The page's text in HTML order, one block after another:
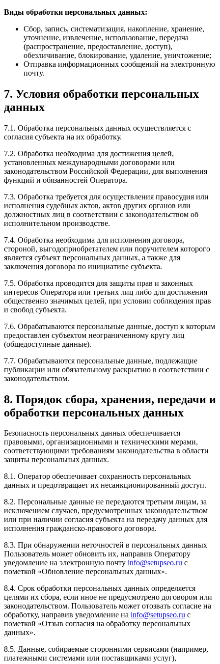
Виды обработки персональных данных:
Сбор, запись, систематизация, накопление, хранение,
уточнение, извлечение, использование, передача
(распространение, предоставление, доступ),
обезличивание, блокирование, удаление, уничтожение;
Отправка информационных сообщений на электронную
почту.
7. Условия обработки персональных
данных
7.1. Обработка персональных данных осуществляется с
согласия субъекта на их обработку.
7.2. Обработка необходима для достижения целей,
установленных международными договорами или
законодательством Российской Федерации, для выполнения
функций и обязанностей Оператора.
7.3. Обработка требуется для осуществления правосудия или
исполнения судебных актов, актов других органов или
должностных лиц в соответствии с законодательством об
исполнительном производстве.
7.4. Обработка необходима для исполнения договора,
стороной, выгодоприобретателем или поручителем которого
является субъект персональных данных, а также для
заключения договора по инициативе субъекта.
7.5. Обработка проводится для защиты прав и законных
интересов Оператора или третьих лиц либо для достижения
общественно значимых целей, при условии соблюдения прав
и свобод субъекта.
7.6. Обрабатываются персональные данные, доступ к которым
предоставлен субъектом неограниченному кругу лиц
(общедоступные данные).
7.7. Обрабатываются персональные данные, подлежащие
публикации или обязательному раскрытию в соответствии с
законодательством.
8. Порядок сбора, хранения, передачи и
обработки персональных данных
Безопасность персональных данных обеспечивается
правовыми, организационными и техническими мерами,
соответствующими требованиям законодательства в области
защиты персональных данных.
8.1. Оператор обеспечивает сохранность персональных
данных и предотвращает их несанкционированный доступ.
8.2. Персональные данные не передаются третьим лицам, за
исключением случаев, предусмотренных законодательством
или при наличии согласия субъекта на передачу данных для
исполнения гражданско-правового договора.
8.3. При обнаружении неточностей в персональных данных
Пользователь может обновить их, направив Оператору
уведомление на электронную почту info@setupseo.ru с
пометкой «Обновление персональных данных».
8.4. Срок обработки персональных данных определяется
целями их сбора, если иное не предусмотрено договором или
законодательством. Пользователь может отозвать согласие на
обработку, направив уведомление на info@setupseo.ru с
пометкой «Отзыв согласия на обработку персональных
данных».
8.5. Данные, собираемые сторонними сервисами (например,
платежными системами или поставщиками услуг),